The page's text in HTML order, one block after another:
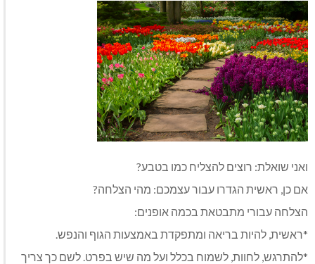
ואני שואלת: רוצים להצליח כמו בטבע?
אם כן, ראשית הגדרו עבור עצמכם: מהי הצלחה?
הצלחה עבורי מתבטאת בכמה אופנים:
*ראשית, להיות בריאה ומתפקדת באמצעות הגוף והנפש.
*להתרגש, לחוות, לשמוח בכלל ועל מה שיש בפרט. לשם כך צריך